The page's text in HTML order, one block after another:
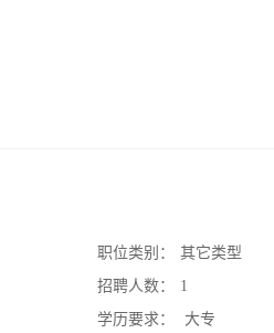
职位类别：
其它类型
招聘人数：
1
学历要求：
大专